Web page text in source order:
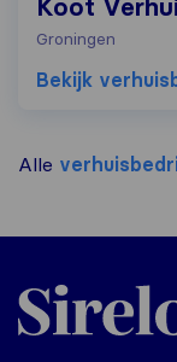
Koot
Groningen
Bekijk
Alle
Sirelo.nl